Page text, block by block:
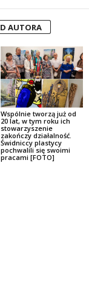
AUTORA
Wspólnie tworzą już od
20 lat, w tym roku ich
stowarzyszenie
zakończy działalność.
Świdniccy plastycy
pochwalili się swoimi
pracami [FOTO]